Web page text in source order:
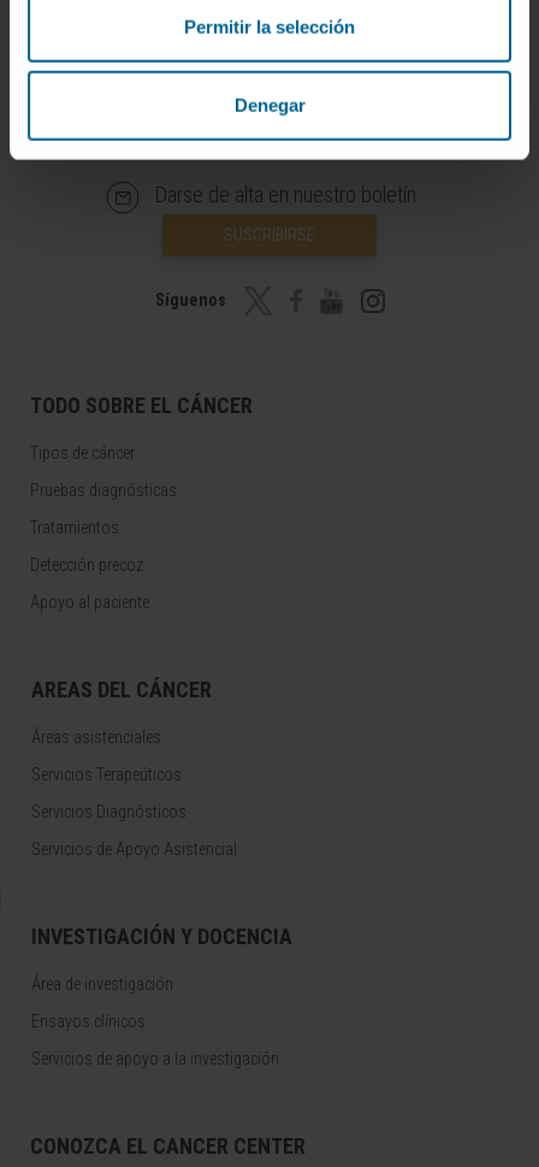
Permitir la selección
Denegar
Darse de alta en nuestro boletín
SUSCRIBIRSE
Síguenos
TODO SOBRE EL CÁNCER
Tipos de cáncer
Pruebas diagnósticas
Tratamientos
Detección precoz
Apoyo al paciente
AREAS DEL CÁNCER
Áreas asistenciales
Servicios Terapeúticos
Servicios Diagnósticos
Servicios de Apoyo Asistencial
INVESTIGACIÓN Y DOCENCIA
Área de investigación
Ensayos clínicos
Servicios de apoyo a la investigación
CONOZCA EL CANCER CENTER